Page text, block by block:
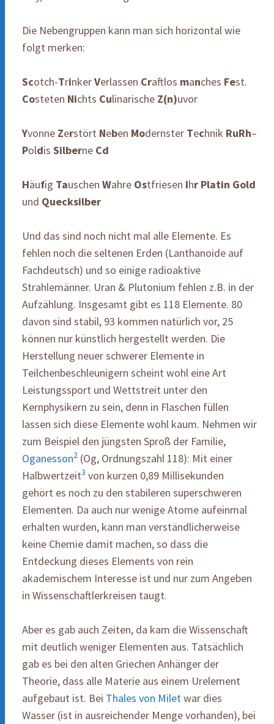
Die Nebengruppen kann man sich horizontal wie
folgt merken:
Scotch-TrinkerVerlassen Craftlos manches Fest.
Costeten Nichts Culinarische Z(n)uvor
Yvonne Zerstört Neben Modernster Technik RuRh–
Poldis Silberne Cd
Häufig Tauschen Wahre Ostfriesen Ihr Platin Gold
und Quecksilber
Und das sind noch nicht mal alle Elemente. Es
fehlen noch die seltenen Erden (Lanthanoide auf
Fachdeutsch) und so einige radioaktive
Strahlemänner. Uran & Plutonium fehlen z.B. in der
Aufzählung. Insgesamt gibt es 118 Elemente. 80
davon sind stabil, 93 kommen natürlich vor, 25
können nur künstlich hergestellt werden. Die
Herstellung neuer schwerer Elemente in
Teilchenbeschleunigern scheint wohl eine Art
Leistungssport und Wettstreit unter den
Kernphysikern zu sein, denn in Flaschen füllen
lassen sich diese Elemente wohl kaum. Nehmen wir
zum Beispiel den jüngsten Sproß der Familie,
Oganesson2 (Og, Ordnungszahl 118): Mit einer
Halbwertzeit3 von kurzen 0,89 Millisekunden
gehört es noch zu den stabileren superschweren
Elementen. Da auch nur wenige Atome aufeinmal
erhalten wurden, kann man verständlicherweise
keine Chemie damit machen, so dass die
Entdeckung dieses Elements von rein
akademischem Interesse ist und nur zum Angeben
in Wissenschaftlerkreisen taugt.
Aber es gab auch Zeiten, da kam die Wissenschaft
mit deutlich weniger Elementen aus. Tatsächlich
gab es bei den alten Griechen Anhänger der
Theorie, dass alle Materie aus einem Urelement
aufgebaut ist. Bei Thales von Milet war dies
Wasser (ist in ausreichender Menge vorhanden), bei